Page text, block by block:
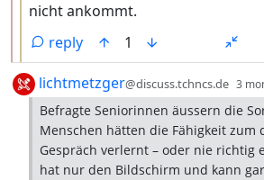
nicht ankommt.
reply
1
by
lichtmetzger@discuss.tchncs.de 3
Befragte Seniorinnen äussern die
Menschen hätten die Fähigkeit zum
Gespräch verlernt – oder nie richtig
hat nur den Bildschirm und kann